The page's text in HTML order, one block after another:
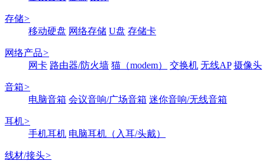
存储>
移动硬盘 网络存储 U盘 存储卡
网络产品>
网卡 路由器/防火墙 猫（modem） 交换机 无线AP 摄像头
音箱>
电脑音箱 会议音响/广场音箱 迷你音响/无线音箱
耳机>
手机耳机 电脑耳机（入耳/头戴）
线材/接头>